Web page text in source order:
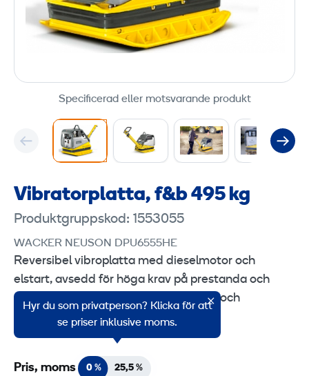
Specificerad eller motsvarande produkt
Vibratorplatta, f&b 495 kg
Produktgruppskod: 1553055
WACKER NEUSON DPU6555HE
Reversibel vibroplatta med dieselmotor och
elstart, avsedd för höga krav på prestanda och
robusthet vid packning av jord, asfalt och
Hyr du som privatperson? Klicka för att
se priser inklusive moms.
Pris, moms 0 % 25,5 %